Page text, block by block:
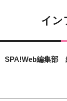
イン
SPA!Web編集部